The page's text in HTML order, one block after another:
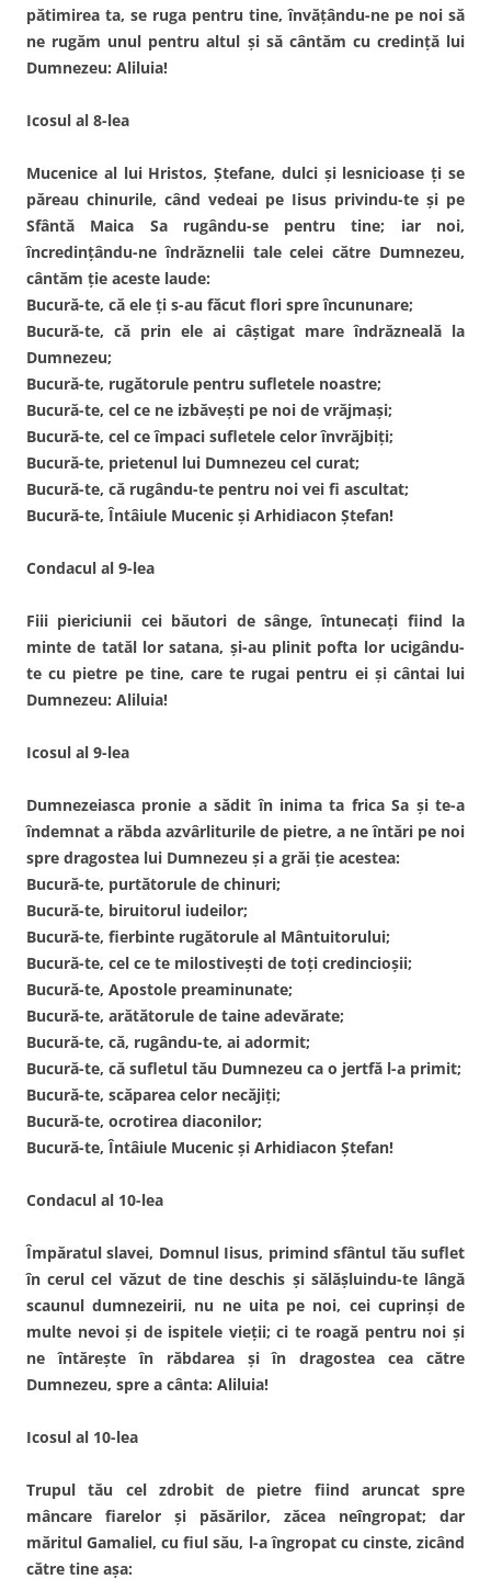
pătimirea ta, se ruga pentru tine, învăţându-ne pe noi să
ne rugăm unul pentru altul şi să cântăm cu credinţă lui
Dumnezeu: Aliluia!
Icosul al 8-lea
Mucenice al lui Hristos, Ştefane, dulci şi lesnicioase ţi se
păreau chinurile, când vedeai pe Iisus privindu-te şi pe
Sfântă Maica Sa rugându-se pentru tine; iar noi,
încredinţându-ne îndrăznelii tale celei către Dumnezeu,
cântăm ţie aceste laude:
Bucură-te, că ele ţi s-au făcut flori spre încununare;
Bucură-te, că prin ele ai câştigat mare îndrăzneală la
Dumnezeu;
Bucură-te, rugătorule pentru sufletele noastre;
Bucură-te, cel ce ne izbăveşti pe noi de vrăjmaşi;
Bucură-te, cel ce împaci sufletele celor învrăjbiţi;
Bucură-te, prietenul lui Dumnezeu cel curat;
Bucură-te, că rugându-te pentru noi vei fi ascultat;
Bucură-te, Întâiule Mucenic şi Arhidiacon Ştefan!
Condacul al 9-lea
Fiii piericiunii cei băutori de sânge, întunecaţi fiind la
minte de tatăl lor satana, şi-au plinit pofta lor ucigându-
te cu pietre pe tine, care te rugai pentru ei şi cântai lui
Dumnezeu: Aliluia!
Icosul al 9-lea
Dumnezeiasca pronie a sădit în inima ta frica Sa şi te-a
îndemnat a răbda azvârliturile de pietre, a ne întări pe noi
spre dragostea lui Dumnezeu şi a grăi ţie acestea:
Bucură-te, purtătorule de chinuri;
Bucură-te, biruitorul iudeilor;
Bucură-te, fierbinte rugătorule al Mântuitorului;
Bucură-te, cel ce te milostiveşti de toţi credincioşii;
Bucură-te, Apostole preaminunate;
Bucură-te, arătătorule de taine adevărate;
Bucură-te, că, rugându-te, ai adormit;
Bucură-te, că sufletul tău Dumnezeu ca o jertfă l-a primit;
Bucură-te, scăparea celor necăjiţi;
Bucură-te, ocrotirea diaconilor;
Bucură-te, Întâiule Mucenic şi Arhidiacon Ştefan!
Condacul al 10-lea
Împăratul slavei, Domnul Iisus, primind sfântul tău suflet
în cerul cel văzut de tine deschis şi sălăşluindu-te lângă
scaunul dumnezeirii, nu ne uita pe noi, cei cuprinşi de
multe nevoi şi de ispitele vieţii; ci te roagă pentru noi şi
ne întăreşte în răbdarea şi în dragostea cea către
Dumnezeu, spre a cânta: Aliluia!
Icosul al 10-lea
Trupul tău cel zdrobit de pietre fiind aruncat spre
mâncare fiarelor şi păsărilor, zăcea neîngropat; dar
măritul Gamaliel, cu fiul său, l-a îngropat cu cinste, zicând
către tine aşa: